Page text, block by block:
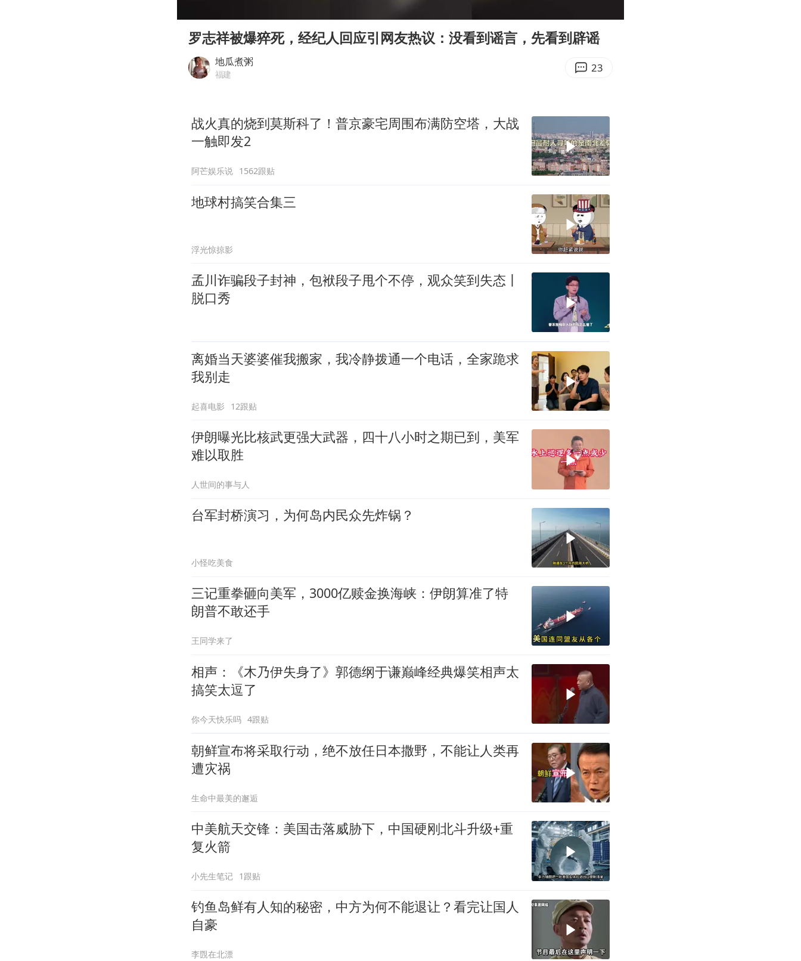
36岁男演员成景区NPC后人气爆棚
全民健身事业高质量发展
乐享全民健身 共筑健康中国
罗志祥被爆猝死，经纪人回应引网友热议：没看到谣言，先看到辟谣
地瓜煮粥
福建 23
战火真的烧到莫斯科了！普京豪宅周围布满防空塔，大战
一触即发2
阿芒娱乐说 1562跟贴
地球村搞笑合集三
浮光惊掠影
孟川诈骗段子封神，包袱段子甩个不停，观众笑到失态丨
脱口秀
离婚当天婆婆催我搬家，我冷静拨通一个电话，全家跪求
我别走
起喜电影 12跟贴
伊朗曝光比核武更强大武器，四十八小时之期已到，美军
难以取胜
人世间的事与人
台军封桥演习，为何岛内民众先炸锅？
小怪吃美食
三记重拳砸向美军，3000亿赎金换海峡：伊朗算准了特
朗普不敢还手
王同学来了
相声：《木乃伊失身了》郭德纲于谦巅峰经典爆笑相声太
搞笑太逗了
你今天快乐吗 4跟贴
朝鲜宣布将采取行动，绝不放任日本撒野，不能让人类再
遭灾祸
生命中最美的邂逅
中美航天交锋：美国击落威胁下，中国硬刚北斗升级+重
复火箭
小先生笔记 1跟贴
钓鱼岛鲜有人知的秘密，中方为何不能退让？看完让国人
自豪
李覴在北漂